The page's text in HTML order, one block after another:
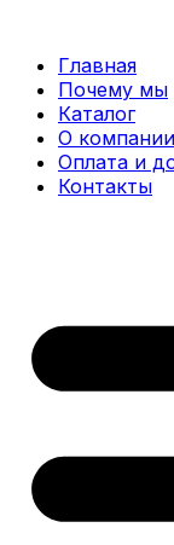
содержимому
Главная
Почему мы
Каталог
О компании
Оплата и
Контакты